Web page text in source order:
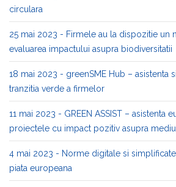
circulara
25 mai 2023 - Firmele au la dispozitie un
evaluarea impactului asupra biodiversitatii
18 mai 2023 - greenSME Hub – asistenta
tranzitia verde a firmelor
11 mai 2023 - GREEN ASSIST – asistenta
proiectele cu impact pozitiv asupra
4 mai 2023 - Norme digitale si
piata europeana